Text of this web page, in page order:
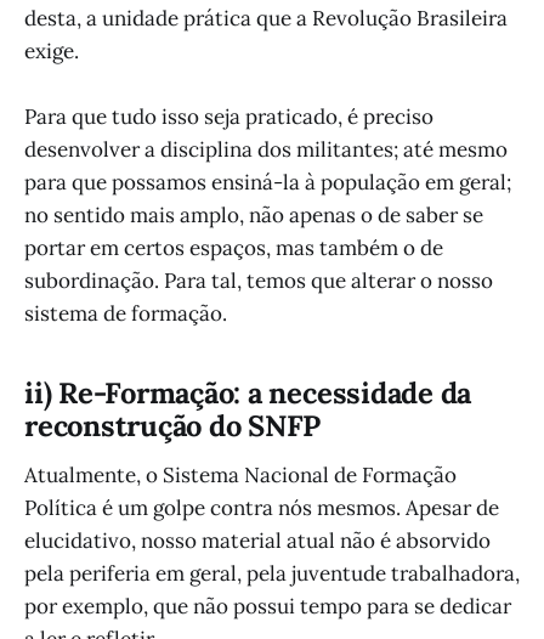
desta, a unidade prática que a Revolução Brasileira
exige.
Para que tudo isso seja praticado, é preciso
desenvolver a disciplina dos militantes; até mesmo
para que possamos ensiná-la à população em geral;
no sentido mais amplo, não apenas o de saber se
portar em certos espaços, mas também o de
subordinação. Para tal, temos que alterar o nosso
sistema de formação.
ii) Re-Formação: a necessidade da
reconstrução do SNFP
Atualmente, o Sistema Nacional de Formação
Política é um golpe contra nós mesmos. Apesar de
elucidativo, nosso material atual não é absorvido
pela periferia em geral, pela juventude trabalhadora,
por exemplo, que não possui tempo para se dedicar